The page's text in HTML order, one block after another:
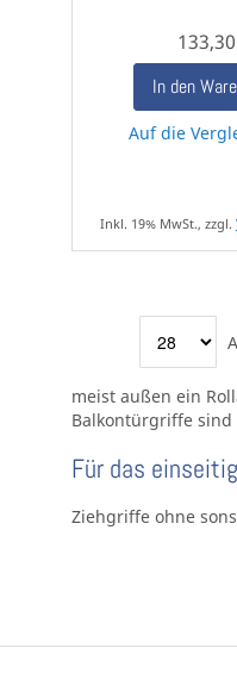
In den
Auf die
Inkl. 19% MwSt., zzgl.
meist außen ein
Balkontürgriffe sind
Für das
Ziehgriffe ohne